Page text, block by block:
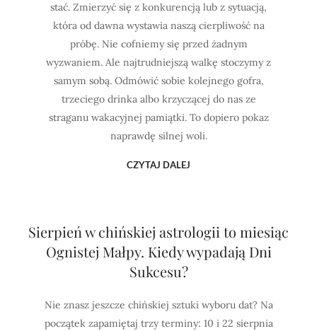
stać. Zmierzyć się z konkurencją lub z sytuacją,
która od dawna wystawia naszą cierpliwość na
próbę. Nie cofniemy się przed żadnym
wyzwaniem. Ale najtrudniejszą walkę stoczymy z
samym sobą. Odmówić sobie kolejnego gofra,
trzeciego drinka albo krzyczącej do nas ze
straganu wakacyjnej pamiątki. To dopiero pokaz
naprawdę silnej woli.
CZYTAJ DALEJ
Sierpień w chińskiej astrologii to miesiąc
Ognistej Małpy. Kiedy wypadają Dni
Sukcesu?
Nie znasz jeszcze chińskiej sztuki wyboru dat? Na
początek zapamiętaj trzy terminy: 10 i 22 sierpnia